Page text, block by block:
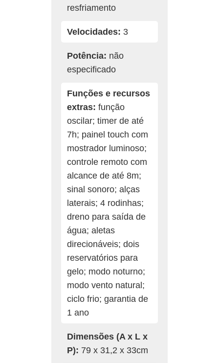
resfriamento
Velocidades: 3
Potência: não
especificado
Funções e recursos
extras: função
oscilar; timer de até
7h; painel touch com
mostrador luminoso;
controle remoto com
alcance de até 8m;
sinal sonoro; alças
laterais; 4 rodinhas;
dreno para saída de
água; aletas
direcionáveis; dois
reservatórios para
gelo; modo noturno;
modo vento natural;
ciclo frio; garantia de
1 ano
Dimensões (A x L x
P): 79 x 31,2 x 33cm